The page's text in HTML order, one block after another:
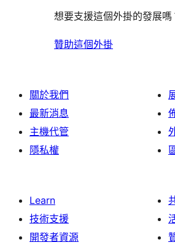
想要支援這個外掛的發展嗎
贊助這個外掛
關於我們
最新消息
主機代管
隱私權
Learn
技術支援
開發者資源